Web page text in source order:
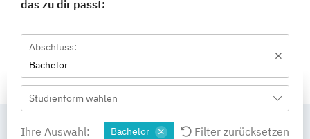
das zu dir passt:
Abschluss:
Bachelor
Studienform wählen
Ihre Auswahl: Bachelor Filter zurücksetzen